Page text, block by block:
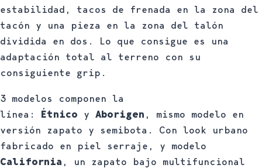
estabilidad, tacos de frenada en la zona del
tacón y una pieza en la zona del talón
dividida en dos. Lo que consigue es una
adaptación total al terreno con su
consiguiente grip.
3 modelos componen la
línea: Étnico y Aborigen , mismo modelo en
versión zapato y semibota. Con look urbano
fabricado en piel serraje, y modelo
California , un zapato bajo multifuncional